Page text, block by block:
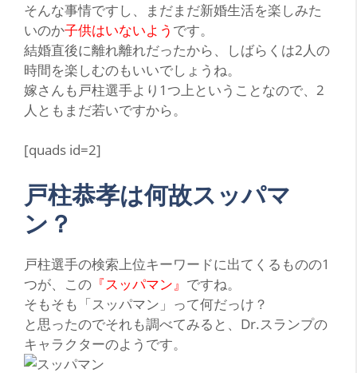
そんな事情ですし、まだまだ新婚生活を楽しみた
いのか子供はいないよう です。
結婚直後に離れ離れだったから、しばらくは2人の
時間を楽しむのもいいでしょうね。
嫁さんも戸柱選手より1つ上ということなので、2
人ともまだ若いですから。
[quads id=2]
戸柱恭孝は何故スッパマ
ン？
戸柱選手の検索上位キーワードに出てくるものの1
つが、この 『スッパマン』 ですね。
そもそも 「スッパマン」 って何だっけ？
と思ったのでそれも調べてみると、 Dr.スランプの
キャラクターのようです。